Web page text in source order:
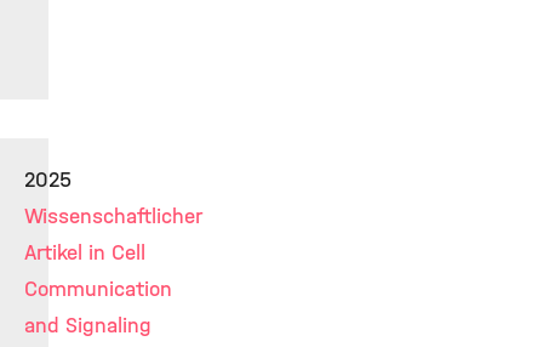
2025
Wissenschaftlicher
Artikel in Cell
Communication
and Signaling